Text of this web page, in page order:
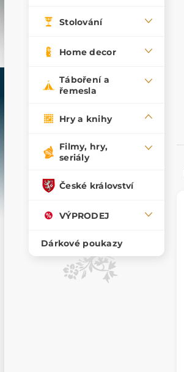
Stolování
Home decor
Táboření a
řemesla
Hry a knihy
Filmy, hry,
seriály
České království
VÝPRODEJ
Dárkové poukazy